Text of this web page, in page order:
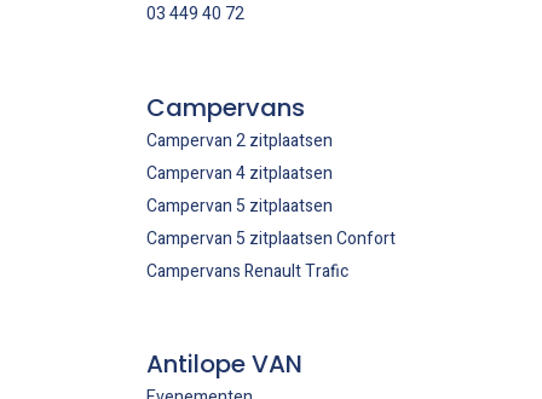
03 449 40 72
Campervans
Campervan 2 zitplaatsen
Campervan 4 zitplaatsen
Campervan 5 zitplaatsen
Campervan 5 zitplaatsen Confort
Campervans Renault Trafic
Antilope VAN